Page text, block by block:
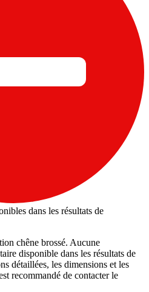
dans les résultats de
chêne brossé. Aucune
disponible dans les résultats de
détaillées, les dimensions et les
recommandé de contacter le